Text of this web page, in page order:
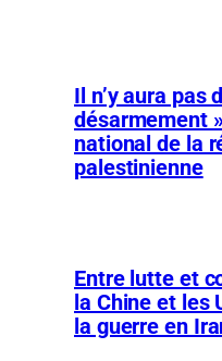
Il n’y aura pas
désarmement
national de la
palestinienne
Entre lutte et
la Chine et les
la guerre en